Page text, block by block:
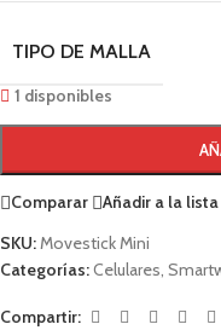
TIPO DE MALLA
1 disponibles
Comparar
Añadir a la
SKU: Movestick Mini
Categorías:Celulares
Compartir: